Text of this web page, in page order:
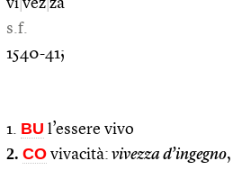
vi véz za
s.f.
1540-41;
1. BU l’essere vivo
2. CO vivacità: vivezza d’ingegno,